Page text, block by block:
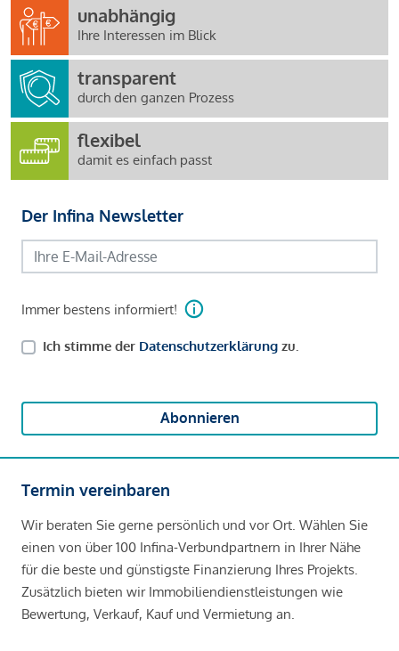
unabhängig
Ihre Interessen im Blick
transparent
durch den ganzen Prozess
flexibel
damit es einfach passt
Der Infina Newsletter
Immer bestens informiert!
Ich stimme der Datenschutzerklärung zu.
Abonnieren
Termin vereinbaren
Wir beraten Sie gerne persönlich und vor Ort. Wählen Sie
einen von über 100 Infina-Verbundpartnern in Ihrer Nähe
für die beste und günstigste Finanzierung Ihres Projekts.
Zusätzlich bieten wir Immobiliendienstleistungen wie
Bewertung, Verkauf, Kauf und Vermietung an.